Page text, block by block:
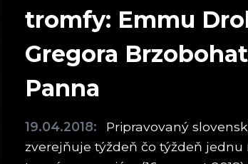
tromfy: Emmu
Gregora
Panna
19.04.2018:
Pripravovaný
zverejňuje týždeň čo týždeň jednu